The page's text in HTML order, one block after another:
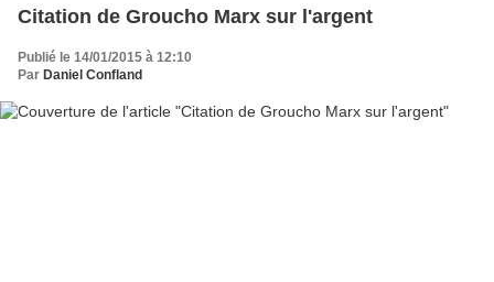
Citation de Groucho Marx sur l'argent
Publié le 14/01/2015 à 12:10
Par Daniel Confland